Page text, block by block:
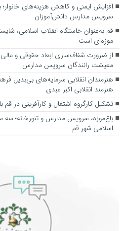
افزایش ایمنی و کاهش هزینه‌های
سرویس مدارس دانش‌آموزان
قم به‌عنوان خاستگاه انقلاب اسلامی،
موزه‌ای است
از ضرورت شفاف‌سازی ابعاد حقوقی و مالی
معیشت رانندگان سرویس مدارس
هنرمندان انقلابی سرمایه‌های بی‌بدیل
هنرمند انقلابی اکبر عبدی
تشکیل کارگروه اشتغال و کارآفرینی در
اسلامی شهر قم